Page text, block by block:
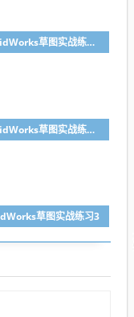
2.24 SolidWorks草图实战练习7
2.22 SolidWorks草图实战练习5
草图实战练习3